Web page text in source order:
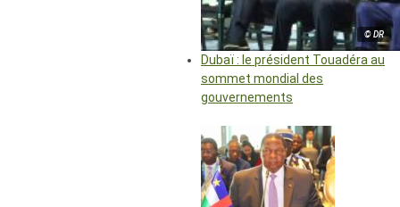
© DR
Dubaï : le président Touadéra au
sommet mondial des
gouvernements